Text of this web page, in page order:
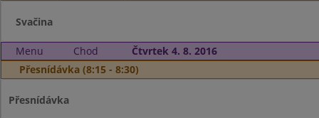
Svačina
Menu Chod
Čtvrtek 4. 8. 2016
Přesnídávka (8:15 - 8:30)
Přesnídávka